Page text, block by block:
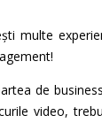
multe
de
video,